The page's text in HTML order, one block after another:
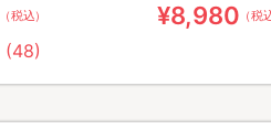
（税込）
(48)
¥8,980 （税